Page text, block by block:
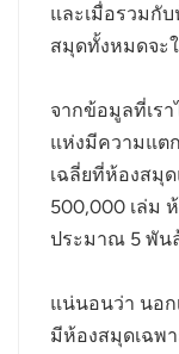
และเมื่อรวมกั
สมุดทั้งหมดจะ
จากข้อมูลที่เร
แห่งมีความแต
เฉลี่ยที่ห้องสมุ
500,000 เล่ม
ประมาณ 5 พัน
แน่นอนว่า นอ
มีห้องสมุดเฉพ